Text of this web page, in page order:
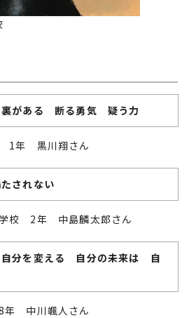
がある 断る勇気 疑う力
1年 黒川翔さん
されない
学校 2年 中島麟太郎さん
分を変える 自分の未来は 自
年 中川颯人さん